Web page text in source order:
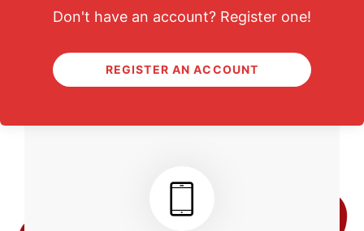
Don't have an account? Register one!
REGISTER AN ACCOUNT
หนังสือเสียง
Comments are closed.